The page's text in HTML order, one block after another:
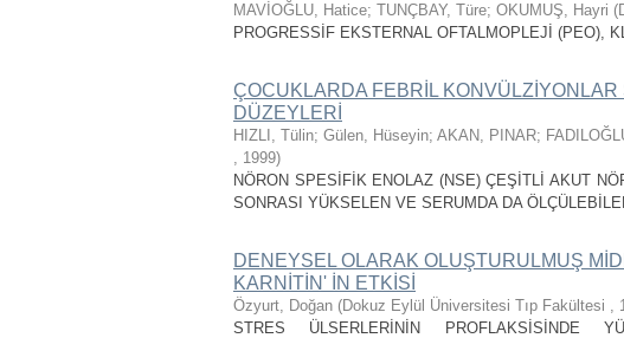
MAVİOĞLU, Hatice; TUNÇBAY, Türe; OKUMUŞ, Hayri (
PROGRESSİF EKSTERNAL OFTALMOPLEJİ (PEO),
ÇOCUKLARDA FEBRİL
DÜZEYLERİ
HIZLI, Tülin; Gülen, Hüseyin; AKAN, PINAR;
, 1999)
NÖRON SPESİFİK ENOLAZ (NSE) ÇEŞİTLİ AKUT
SONRASI YÜKSELEN VE SERUMDA DA
DENEYSEL OLARAK OLUŞTURULMUŞ
KARNİTİN' İN ETKİSİ
Özyurt, Doğan (Dokuz Eylül Üniversitesi Tıp Fakültesi ,
STRES ÜLSERLERİNİN PROFLAKSİSİNDE